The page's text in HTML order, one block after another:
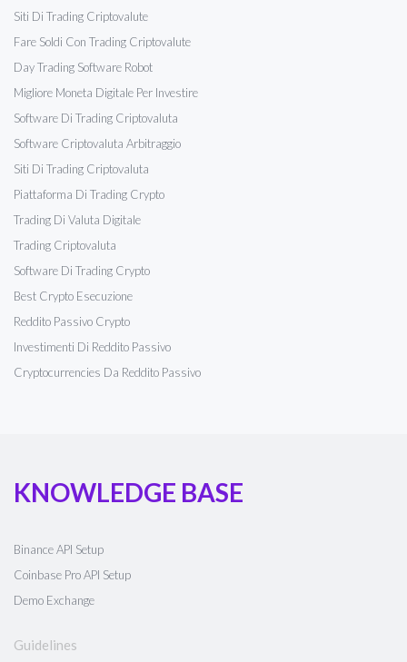
Siti Di Trading Criptovalute
Fare Soldi Con Trading Criptovalute
Day Trading Software Robot
Migliore Moneta Digitale Per Investire
Software Di Trading Criptovaluta
Software Criptovaluta Arbitraggio
Siti Di Trading Criptovaluta
Piattaforma Di Trading Crypto
Trading Di Valuta Digitale
Trading Criptovaluta
Software Di Trading Crypto
Best Crypto Esecuzione
Reddito Passivo Crypto
Investimenti Di Reddito Passivo
Cryptocurrencies Da Reddito Passivo
KNOWLEDGE BASE
Binance API Setup
Coinbase Pro API Setup
Demo Exchange
Guidelines